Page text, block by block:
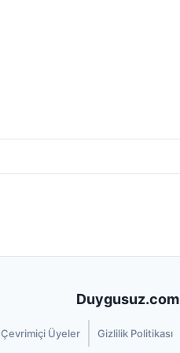
Duygusuz.com
Çevrimiçi Üyeler Gizlilik Politikası